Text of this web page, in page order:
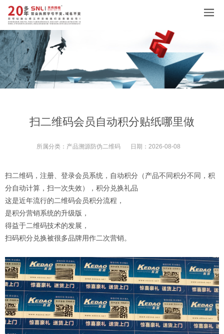
扫二维码会员自动积分贴纸哪里做
所属分类： 产品溯源防伪二维码 日期： 2026-08-08
扫二维码，注册、登录会员系统，自动积分（产品不同积分不同，积
分自动计算，扫一次失效），积分兑换礼品
这是近年流行的二维码会员积分流程，
是积分营销系统的升级版，
得益于二维码技术的发展，
扫码积分兑换被很多品牌用作二次营销。